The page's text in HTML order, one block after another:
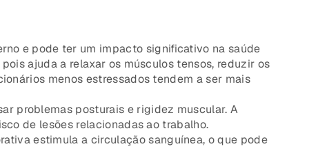
e pode ter um impacto significativo na saúde
ajuda a relaxar os músculos tensos, reduzir os
menos estressados tendem a ser mais
problemas posturais e rigidez muscular. A
de lesões relacionadas ao trabalho.
estimula a circulação sanguínea, o que pode